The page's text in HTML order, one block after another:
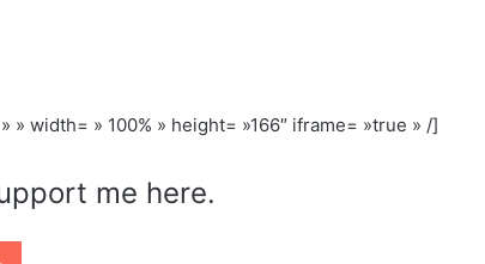
width= » 100% » height= »166″ iframe= »true » /]
me here.